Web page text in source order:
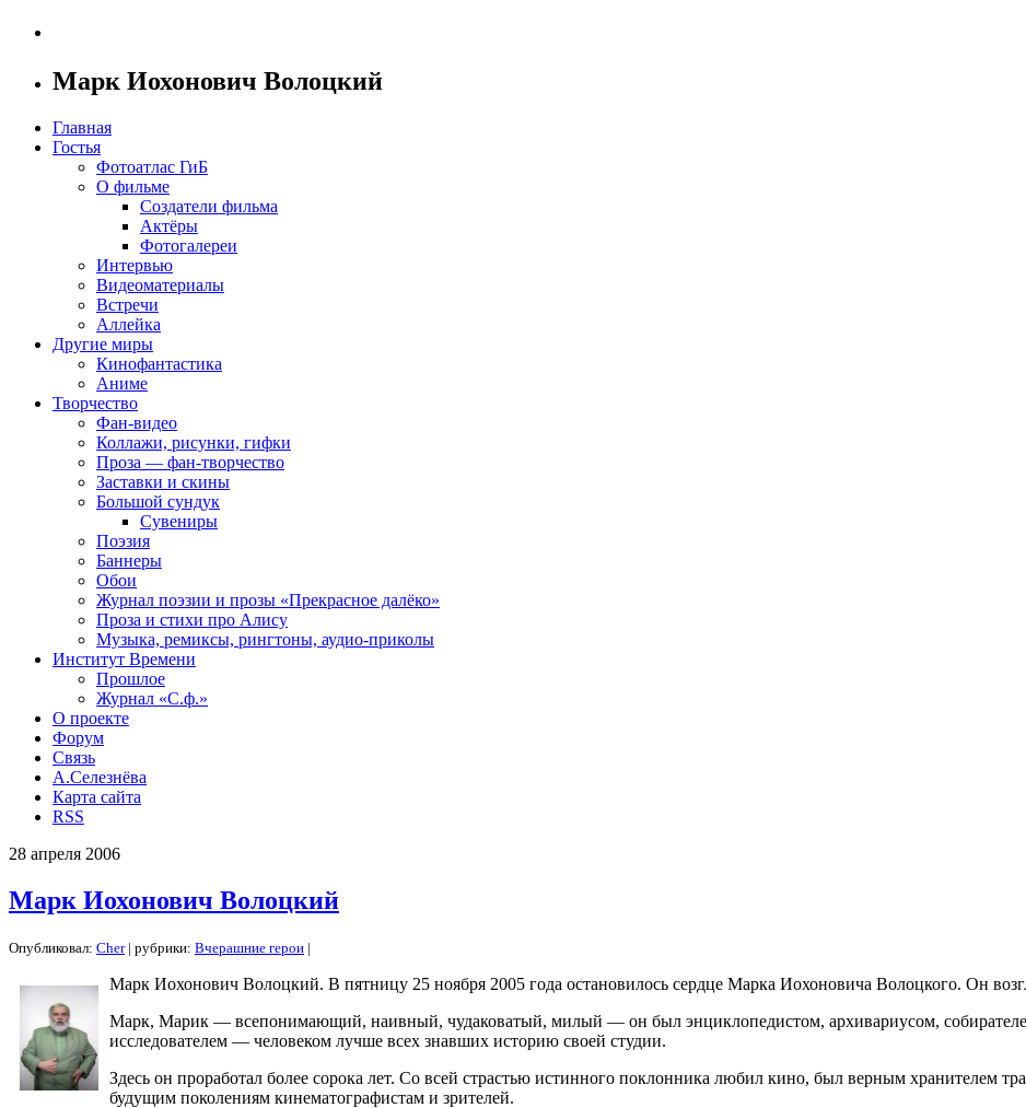
Марк Иохонович Волоцкий
Главная
Гостья
Фотоатлас ГиБ
О фильме
Создатели фильма
Актёры
Фотогалереи
Интервью
Видеоматериалы
Встречи
Аллейка
Другие миры
Кинофантастика
Аниме
Творчество
Фан-видео
Коллажи, рисунки, гифки
Проза — фан-творчество
Заставки и скины
Большой сундук
Сувениры
Поэзия
Баннеры
Обои
Журнал поэзии и прозы «Прекрасное далёко»
Проза и стихи про Алису
Музыка, ремиксы, рингтоны, аудио-приколы
Институт Времени
Прошлое
Журнал «С.ф.»
О проекте
Форум
Связь
А.Селезнёва
Карта сайта
RSS
28 апреля 2006
Марк Иохонович Волоцкий
Опубликовал: Cher| рубрики: Вчерашние герои |
Марк Иохонович Волоцкий. В пятницу 25 ноября 2005 года остановилось сердце Марка Иохоновича Волоцкого. Он
Марк, Марик — всепонимающий, наивный, чудаковатый, милый — он был энциклопедистом, архивариусом,
исследователем — человеком лучше всех знавших историю своей студии.
Здесь он проработал более сорока лет. Со всей страстью истинного поклонника любил кино, был верным хранителем
будущим поколениям кинематографистам и зрителей.